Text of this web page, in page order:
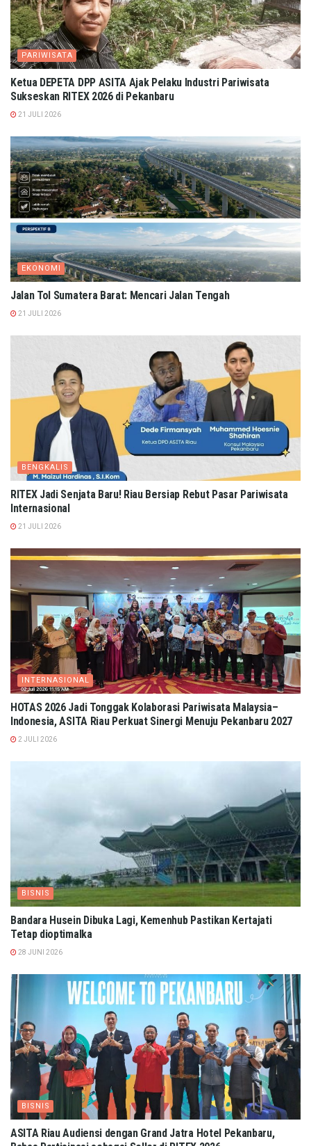
PARIWISATA
Ketua DEPETA DPP ASITA Ajak Pelaku Industri Pariwisata
Sukseskan RITEX 2026 di Pekanbaru
21 JULI 2026
EKONOMI
Jalan Tol Sumatera Barat: Mencari Jalan Tengah
21 JULI 2026
BENGKALIS
RITEX Jadi Senjata Baru! Riau Bersiap Rebut Pasar Pariwisata
Internasional
21 JULI 2026
INTERNASIONAL
HOTAS 2026 Jadi Tonggak Kolaborasi Pariwisata Malaysia–
Indonesia, ASITA Riau Perkuat Sinergi Menuju Pekanbaru 2027
2 JULI 2026
BISNIS
Bandara Husein Dibuka Lagi, Kemenhub Pastikan Kertajati
Tetap dioptimalka
28 JUNI 2026
BISNIS
ASITA Riau Audiensi dengan Grand Jatra Hotel Pekanbaru,